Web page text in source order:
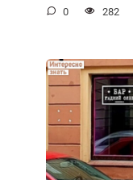
0 282